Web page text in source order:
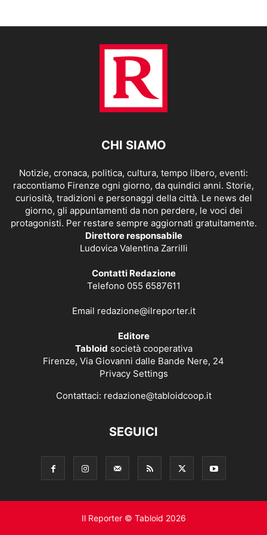
CHI SIAMO
Notizie, cronaca, politica, cultura, tempo libero, eventi:
raccontiamo Firenze ogni giorno, da quindici anni. Storie,
curiosità, tradizioni e personaggi della città. Le news del
giorno, gli appuntamenti da non perdere, le voci dei
protagonisti. Per restare sempre aggiornati gratuitamente.
Direttore responsabile
Ludovica Valentina Zarrilli
Contatti Redazione
Telefono 055 6587611
Email redazione@ilreporter.it
Editore
Tabloid società cooperativa
Firenze, Via Giovanni dalle Bande Nere, 24
Privacy Settings
Contattaci: redazione@tabloidcoop.it
SEGUICI
Il Reporter © Tabloid 2026